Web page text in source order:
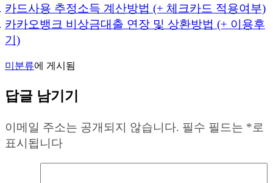
카드사용 추정소득 계산방법 (+ 체크카드 적용여부)
카카오뱅크 비상금대출 연장 및 상환방법 (+ 이용후
기)
미분류에 게시됨
답글 남기기
이메일 주소는 공개되지 않습니다. 필수 필드는 *로
표시됩니다